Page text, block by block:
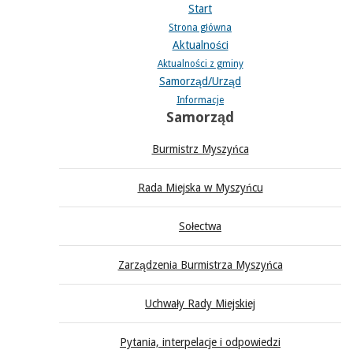
Start
Strona główna
Aktualności
Aktualności z gminy
Samorząd/Urząd
Informacje
Samorząd
Burmistrz Myszyńca
Rada Miejska w Myszyńcu
Sołectwa
Zarządzenia Burmistrza Myszyńca
Uchwały Rady Miejskiej
Pytania, interpelacje i odpowiedzi